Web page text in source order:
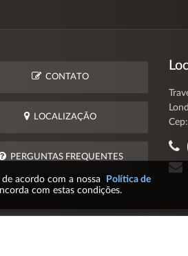
CONTATO
LOCALIZAÇÃO
PERGUNTAS FREQUENTES
de acordo com a nossa
Política de
com estas condições.